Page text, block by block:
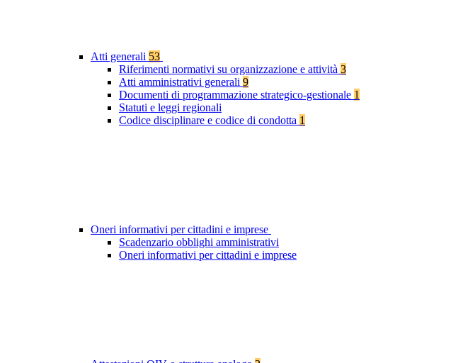
Atti generali 53
Riferimenti normativi su organizzazione e attività 3
Atti amministrativi generali 9
Documenti di programmazione strategico-gestionale 1
Statuti e leggi regionali
Codice disciplinare e codice di condotta 1
Oneri informativi per cittadini e imprese
Scadenzario obblighi amministrativi
Oneri informativi per cittadini e imprese